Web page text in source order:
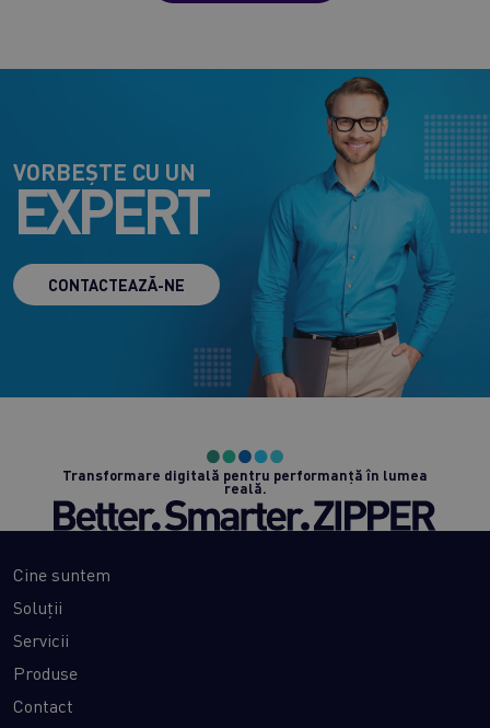
VORBEȘTE CU UN
EXPERT
CONTACTEAZĂ-NE
Transformare digitală pentru performanță în lumea
reală.
Cine suntem
Soluții
Servicii
Produse
Contact